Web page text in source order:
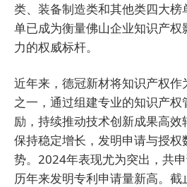
类、装备制造类和其他类四大
单已成为衡量佛山企业知识产
力的权威标杆。
近年来，德冠新材将知识产权
之一，通过组建专业的知识产
励，持续推动技术创新成果高
保持稳定增长，发明申请与授
势。2024年表现尤为突出，共
历年来发明专利申请量新高。截